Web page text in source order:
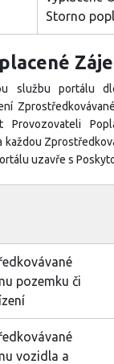
Storno
službu portálu
Provozovateli
každou
uzavře s
pozemku či
vozidla a